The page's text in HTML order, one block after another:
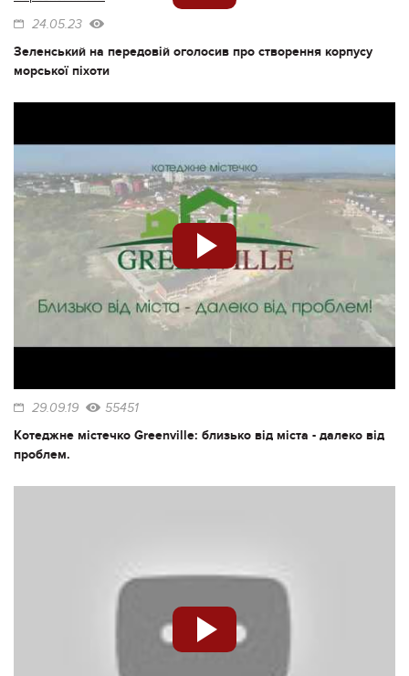
24.05.23
Зеленський на передовій оголосив про створення корпусу
морської піхоти
29.09.19 55451
Котеджне містечко Greenville: близько від міста - далеко від
проблем.